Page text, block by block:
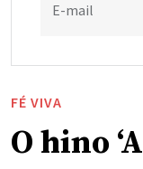
E-mail
FÉ VIVA
O hino